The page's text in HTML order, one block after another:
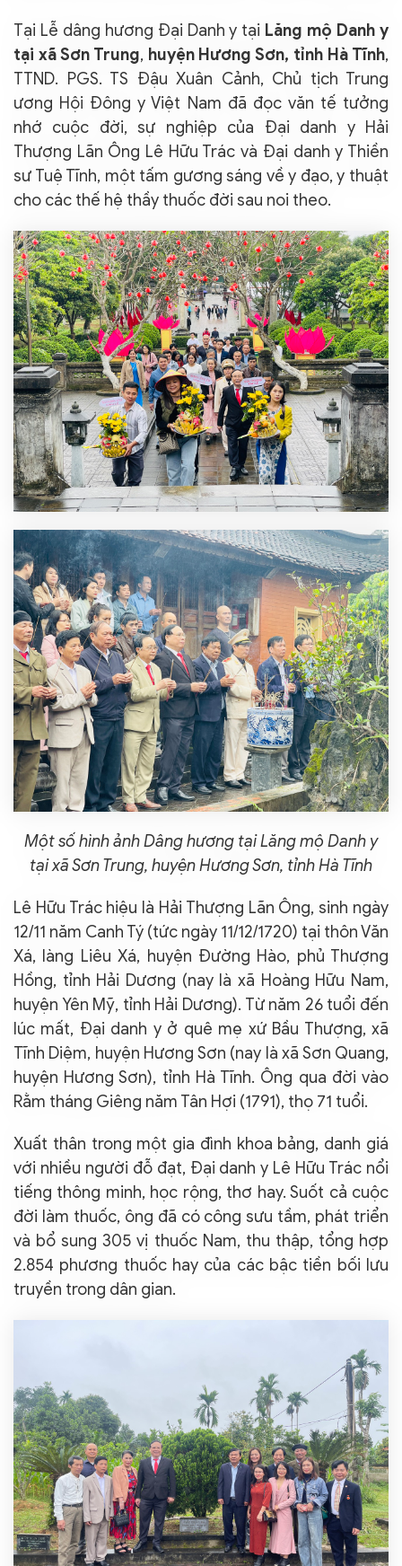
Tại Lễ dâng hương Đại Danh y tại Lăng mộ Danh y
tại xã Sơn Trung, huyện Hương Sơn, tỉnh Hà Tĩnh,
TTND. PGS. TS Đậu Xuân Cảnh, Chủ tịch Trung
ương Hội Đông y Việt Nam đã đọc văn tế tưởng
nhớ cuộc đời, sự nghiệp của Đại danh y Hải
Thượng Lãn Ông Lê Hữu Trác và Đại danh y Thiền
sư Tuệ Tĩnh, một tấm gương sáng về y đạo, y thuật
cho các thế hệ thầy thuốc đời sau noi theo.
Một số hình ảnh Dâng hương tạiLăng mộ Danh y
tại xã Sơn Trung, huyện Hương Sơn, tỉnh Hà Tĩnh
Lê Hữu Trác hiệu là Hải Thượng Lãn Ông, sinh ngày
12/11 năm Canh Tý (tức ngày 11/12/1720) tại thôn Văn
Xá, làng Liêu Xá, huyện Đường Hào, phủ Thượng
Hồng, tỉnh Hải Dương (nay là xã Hoàng Hữu Nam,
huyện Yên Mỹ, tỉnh Hải Dương). Từ năm 26 tuổi đến
lúc mất, Đại danh y ở quê mẹ xứ Bầu Thượng, xã
Tĩnh Diệm, huyện Hương Sơn (nay là xã Sơn Quang,
huyện Hương Sơn), tỉnh Hà Tĩnh. Ông qua đời vào
Rằm tháng Giêng năm Tân Hợi (1791), thọ 71 tuổi.
Xuất thân trong một gia đình khoa bảng, danh giá
với nhiều người đỗ đạt, Đại danh y Lê Hữu Trác nổi
tiếng thông minh, học rộng, thơ hay. Suốt cả cuộc
đời làm thuốc, ông đã có công sưu tầm, phát triển
và bổ sung 305 vị thuốc Nam, thu thập, tổng hợp
2.854 phương thuốc hay của các bậc tiền bối lưu
truyền trong dân gian.